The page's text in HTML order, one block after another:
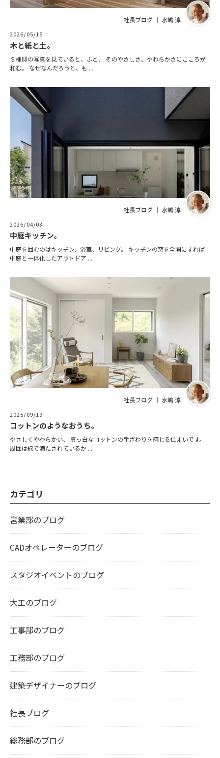
社長ブログ ｜ 水嶋 淳
2026/05/15
木と紙と土。
Ｓ様邸の写真を見ていると、ふと、 そのやさしさ、やわらかさにこころが
和む。 なぜなんだろうと、も ...
社長ブログ ｜ 水嶋 淳
2026/04/03
中庭キッチン。
中庭を囲むのはキッチン、浴室、リビング。 キッチンの窓を全開にすれば
中庭と一体化したアウトドア ...
社長ブログ ｜ 水嶋 淳
2025/09/19
コットンのようなおうち。
やさしくやわらかい、 真っ白なコットンの手ざわりを感じる住まいです。
周囲は緑で満たされているか ...
カテゴリ
営業部のブログ
CADオペレーターのブログ
スタジオイベントのブログ
大工のブログ
工事部のブログ
工務部のブログ
建築デザイナーのブログ
社長ブログ
総務部のブログ